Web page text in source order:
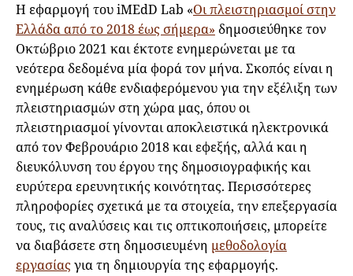
H εφαρμογή του iMEdD Lab «Οι πλειστηριασμοί στην
Ελλάδα από το 2018 έως σήμερα» δημοσιεύθηκε τον
Οκτώβριο 2021 και έκτοτε ενημερώνεται με τα
νεότερα δεδομένα μία φορά τον μήνα. Σκοπός είναι η
ενημέρωση κάθε ενδιαφερόμενου για την εξέλιξη των
πλειστηριασμών στη χώρα μας, όπου οι
πλειστηριασμοί γίνονται αποκλειστικά ηλεκτρονικά
από τον Φεβρουάριο 2018 και εφεξής, αλλά και η
διευκόλυνση του έργου της δημοσιογραφικής και
ευρύτερα ερευνητικής κοινότητας. Περισσότερες
πληροφορίες σχετικά με τα στοιχεία, την επεξεργασία
τους, τις αναλύσεις και τις οπτικοποιήσεις, μπορείτε
να διαβάσετε στη δημοσιευμένη μεθοδολογία
εργασίαςγια τη δημιουργία της εφαρμογής.